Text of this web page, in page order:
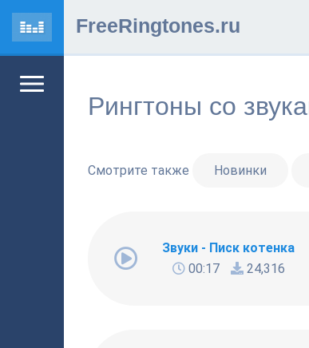
FreeRingtones.ru
Рингтоны со
Смотрите также Новинки
Звуки - Писк котенка
00:17
24,316